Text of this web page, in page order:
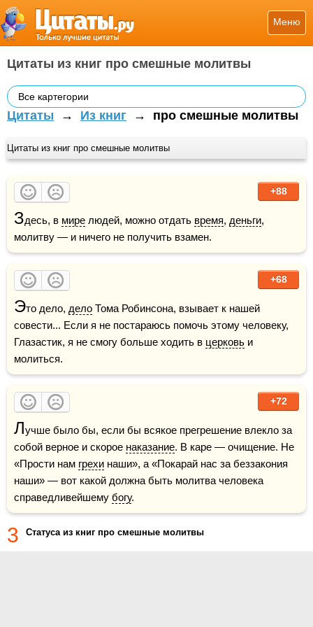
Меню
Цитаты из книг про смешные молитвы
Все картегории
Цитаты → Из книг → про смешные молитвы
Цитаты из книг про смешные молитвы
+88
Здесь, в мире людей, можно отдать время, деньги,
молитву — и ничего не получить взамен.
+68
Это дело, дело Тома Робинсона, взывает к нашей
совести... Если я не постараюсь помочь этому человеку,
Глазастик, я не смогу больше ходить в церковь и
молиться.
+72
Лучше было бы, если бы всякое прегрешение влекло за
собой верное и скорое наказание. В каре — очищение. Не
«Прости нам грехи наши», а «Покарай нас за беззакония
наши» — вот какой должна быть молитва человека
справедливейшему богу.
3 Статуса из книг про смешные молитвы